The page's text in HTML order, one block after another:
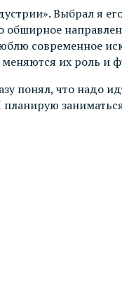
Выбрал я
обширное
современное
меняются их роль и
понял, что надо